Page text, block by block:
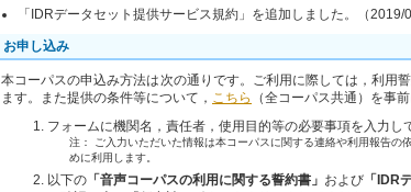
「IDRデータセット提供サービス規約」を追加しました。（2019/
お申し込み
本コーパスの申込み方法は次の通りです。ご利用に際しては，利用
ます。また提供の条件等について， こちら
（全コーパス共通）を事
フォームに機関名，責任者，使用目的等の必要事項を入力し
注： ご入力いただいた情報は本コーパスに関する連絡や利用報告の
めに利用します。
以下の 「音声コーパスの利用に関する誓約書」 および 「IDR